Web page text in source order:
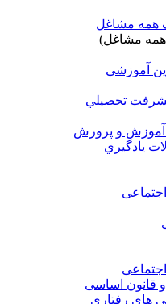
همه مشاغل
مشاغل)
آموزشی
تحصيلي
آموزش و پرورش
يادگيري
و قانون اساسی
های رفتاری